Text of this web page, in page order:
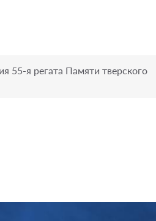
55-я регата Памяти тверского